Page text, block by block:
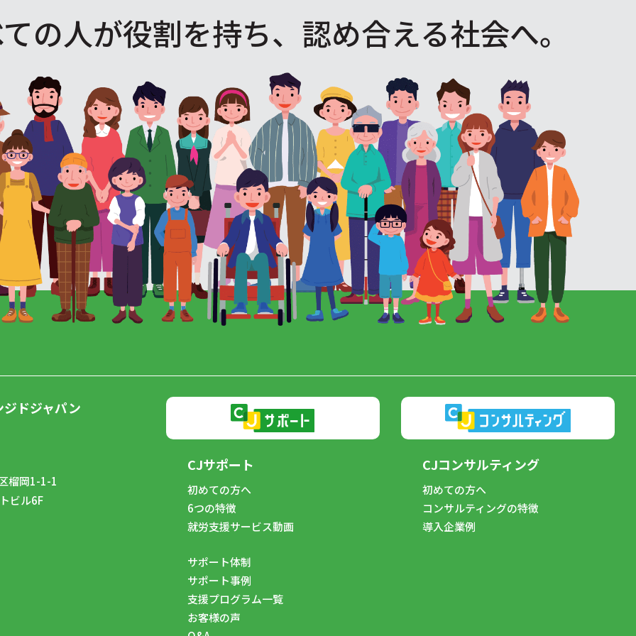
の人が役割を持ち、認め合える社会へ。
ドジャパン
榴岡1-1-1
ビル6F
CJサポート
初めての方へ
6つの特徴
就労支援サービス動画
サポート体制
サポート事例
支援プログラム一覧
お客様の声
CJコンサルティング
初めての方へ
コンサルティングの特徴
導入企業例